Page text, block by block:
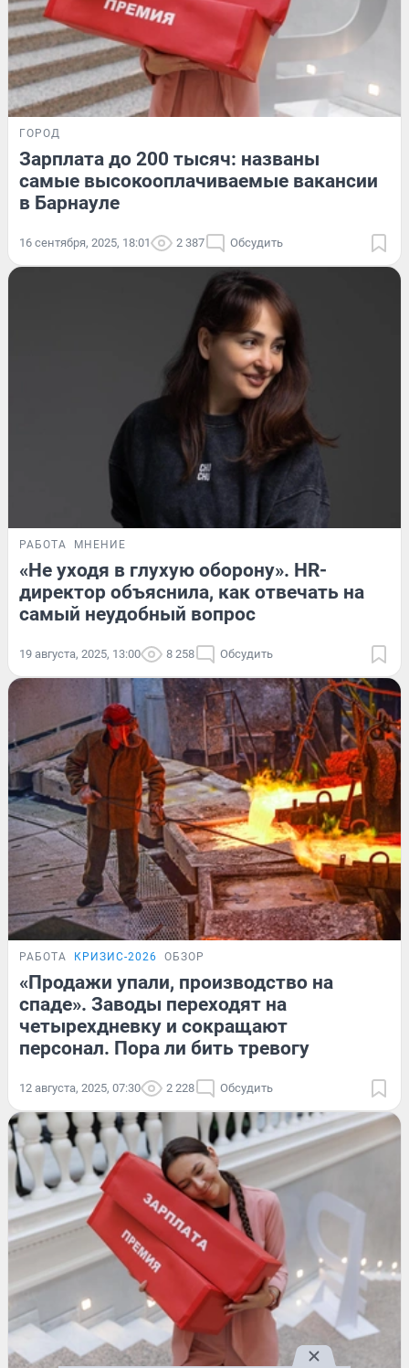
ГОРОД
Зарплата до 200 тысяч: названы
самые высокооплачиваемые вакансии
в Барнауле
16 сентября, 2025, 18:01 2 387 Обсудить
РАБОТА МНЕНИЕ
«Не уходя в глухую оборону». HR-
директор объяснила, как отвечать на
самый неудобный вопрос
19 августа, 2025, 13:00 8 258 Обсудить
РАБОТА КРИЗИС-2026 ОБЗОР
«Продажи упали, производство на
спаде». Заводы переходят на
четырехдневку и сокращают
персонал. Пора ли бить тревогу
12 августа, 2025, 07:30 2 228 Обсудить